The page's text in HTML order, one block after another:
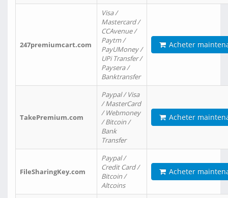
247premiumcart.com
Visa /
Mastercard /
CCAvenue /
Paytm /
PayUMoney /
UPi Transfer /
Paysera /
Banktransfer
Acheter
TakePremium.com
Paypal / Visa
/ MasterCard
/ Webmoney
/ Bitcoin /
Bank
Transfer
Acheter
FileSharingKey.com
Paypal /
Credit Card /
Bitcoin /
Altcoins
Acheter